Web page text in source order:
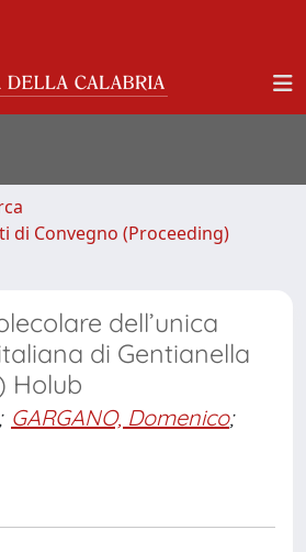
di Convegno (Proceeding)
dell’unica
di Gentianella
Holub
GARGANO, Domenico;